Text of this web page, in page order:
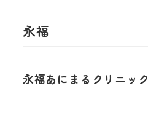
永福
永福あにまるクリニック